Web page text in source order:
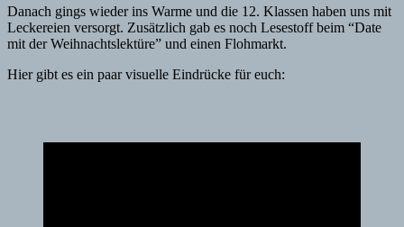
Danach gings wieder ins Warme und die 12. Klassen haben uns mit
Leckereien versorgt. Zusätzlich gab es noch Lesestoff beim “Date
mit der Weihnachtslektüre” und einen Flohmarkt.
Hier gibt es ein paar visuelle Eindrücke für euch: